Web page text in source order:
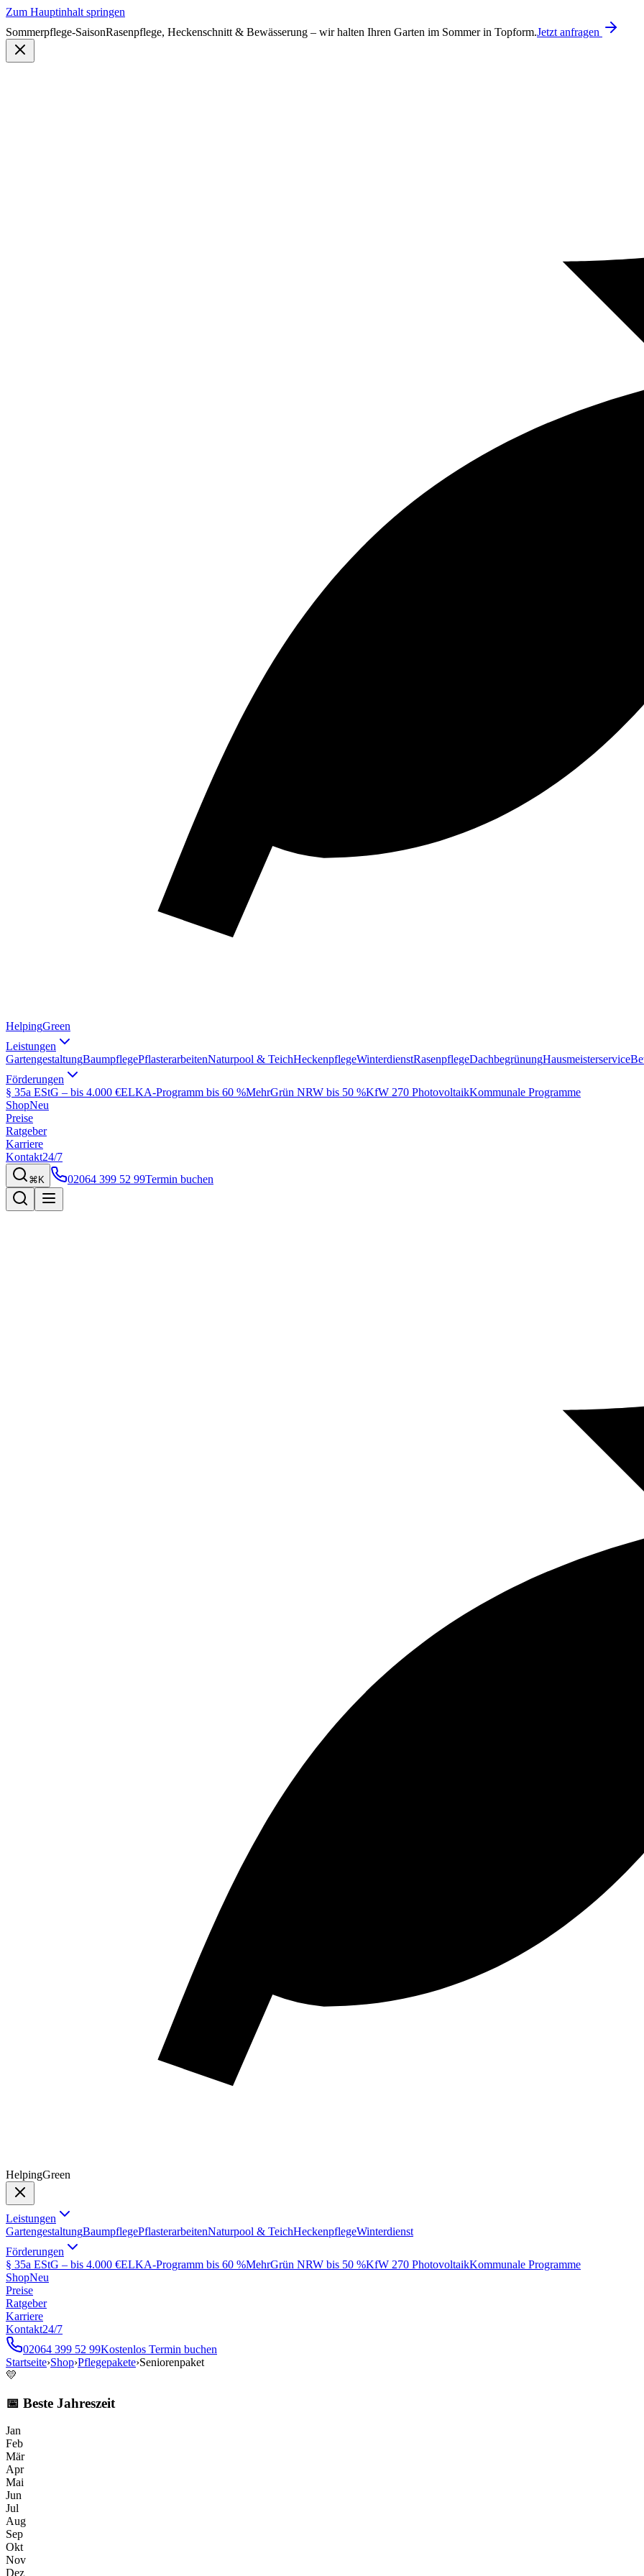
Zum Hauptinhalt springen
Sommerpflege-SaisonRasenpflege, Heckenschnitt & Bewässerung – wir halten Ihren Garten im Sommer in Topform.Jetzt anfragen
HelpingGreen
Leistungen
GartengestaltungBaumpflegePflasterarbeitenNaturpool & TeichHeckenpflegeWinterdienstRasenpflegeDachbegrünungHausmeisterservice
Förderungen
§ 35a EStG – bis 4.000 €ELKA-Programm bis 60 %MehrGrün NRW bis 50 %KfW 270 PhotovoltaikKommunale Programme
ShopNeu
Preise
Ratgeber
Karriere
Kontakt24/7
⌘K 02064 399 52 99Termin buchen
HelpingGreen
Leistungen
GartengestaltungBaumpflegePflasterarbeitenNaturpool & TeichHeckenpflegeWinterdienst
Förderungen
§ 35a EStG – bis 4.000 €ELKA-Programm bis 60 %MehrGrün NRW bis 50 %KfW 270 PhotovoltaikKommunale Programme
ShopNeu
Preise
Ratgeber
Karriere
Kontakt24/7
02064 399 52 99Kostenlos Termin buchen
Startseite›Shop›Pflegepakete›Seniorenpaket
💛
📅 Beste Jahreszeit
Jan
Feb
Mär
Apr
Mai
Jun
Jul
Aug
Sep
Okt
Nov
Dez